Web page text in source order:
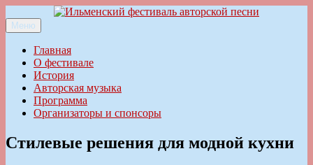
к
содержимому
Ильменский фестиваль авторской песни
Меню
Главная
О фестивале
История
Авторская музыка
Программа
Организаторы и спонсоры
Стилевые решения для модной кухни